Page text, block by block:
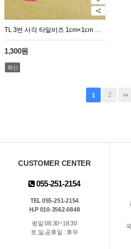
1,300원
최신
1 2
CUSTOMER CENTER
055-251-2154
TEL 055-251-2154
H.P 010-3562-0848
평일 08:30~18:30
토,일,공휴일 : 휴무